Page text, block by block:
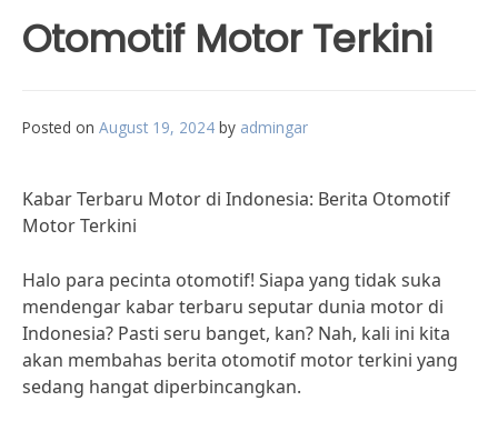
Otomotif Motor Terkini
Posted on August 19, 2024 by admingar
Kabar Terbaru Motor di Indonesia: Berita Otomotif
Motor Terkini
Halo para pecinta otomotif! Siapa yang tidak suka
mendengar kabar terbaru seputar dunia motor di
Indonesia? Pasti seru banget, kan? Nah, kali ini kita
akan membahas berita otomotif motor terkini yang
sedang hangat diperbincangkan.